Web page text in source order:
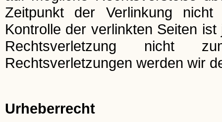
Zeitpunkt der Verlinkung nicht
Kontrolle der verlinkten Seiten
Rechtsverletzung nicht
Rechtsverletzungen werden wir
Urheberrecht